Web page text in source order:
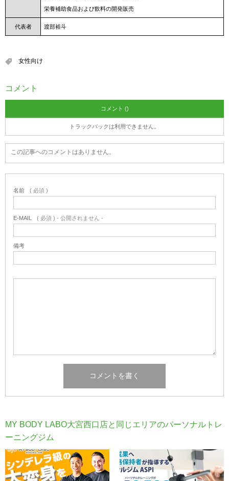
栄養補助食品および飲料の開発販売
代表者 渡部裕斗
女性向け
コメント
コメント ()
トラックバックは利用できません。
この記事へのコメントはありません。
名前 ( 必須 )
E-MAIL ( 必須 ) - 公開されません -
備考
MY BODY LABO大宮西口店と同じエリアのパーソナルトレ
ーニングジム